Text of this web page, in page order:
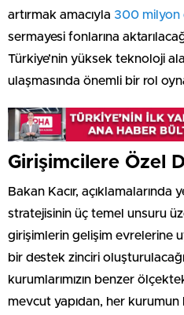
artırmak amacıyla 300 milyon
sermayesi fonlarına
Türkiye’nin yüksek teknoloji
ulaşmasında önemli bir rol
Girişimcilere Özel
Bakan Kacır, açıklamalarında
stratejisinin üç temel unsuru
girişimlerin gelişim evrelerine
bir destek zinciri
kurumlarımızın benzer
mevcut yapıdan, her